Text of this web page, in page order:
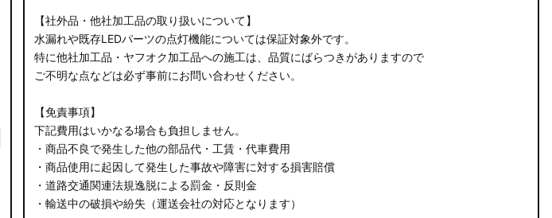
【社外品・他社加工品の取り扱いについて】
水漏れや既存LEDパーツの点灯機能については保証対象外です。
特に他社加工品・ヤフオク加工品への施工は、品質にばらつきがありますので
ご不明な点などは必ず事前にお問い合わせください。
【免責事項】
下記費用はいかなる場合も負担しません。
・商品不良で発生した他の部品代・工賃・代車費用
・商品使用に起因して発生した事故や障害に対する損害賠償
・道路交通関連法規逸脱による罰金・反則金
・輸送中の破損や紛失（運送会社の対応となります）